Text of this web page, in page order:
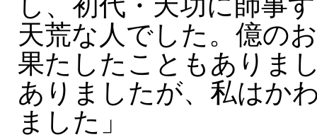
天荒な人でした。億の
果たしたこともありま
ありましたが、私はか
ました」